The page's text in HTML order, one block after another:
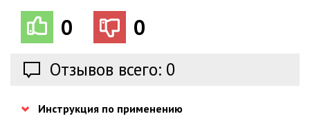
0 0
Отзывов всего: 0
Инструкция по применению